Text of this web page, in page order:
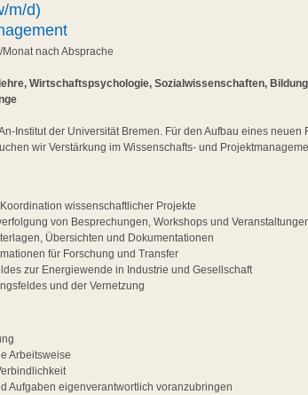
m/d)
nach Absprache
Wirtschaftspsychologie, Sozialwissenschaften,
Institut der Universität Bremen. Für den Aufbau eines neuen
wir Verstärkung im Wissenschafts- und
wissenschaftlicher Projekte
von Besprechungen, Workshops und
Übersichten und Dokumentationen
für Forschung und Transfer
zur Energiewende in Industrie und Gesellschaft
und der Vernetzung
Arbeitsweise
Aufgaben eigenverantwortlich voranzubringen